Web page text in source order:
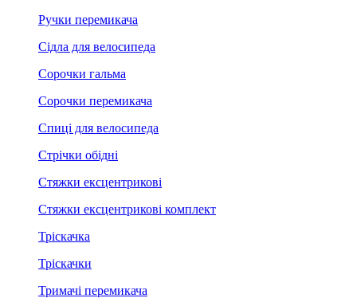
Ручки перемикача
Сідла для велосипеда
Сорочки гальма
Сорочки перемикача
Спиці для велосипеда
Стрічки обідні
Стяжки ексцентрикові
Стяжки ексцентрикові комплект
Тріскачка
Тріскачки
Тримачі перемикача